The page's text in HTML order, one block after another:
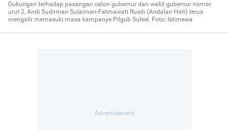
Dukungan terhadap pasangan calon gubernur dan wakil gubernur nomor
urut 2, Andi Sudirman Sulaiman-Fatmawati Rusdi (Andalan Hati) terus
mengalir memasuki masa kampanye Pilgub Sulsel. Foto: Istimewa